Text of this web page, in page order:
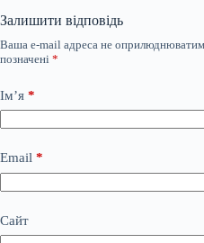
Залишити відповідь
Ваша e-mail адреса не
позначені *
Ім’я *
Email *
Сайт